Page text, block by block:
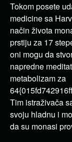
Tokom posete
medicine sa
način života
prstiju za 17
oni mogu da
napredne
metabolizam za
Tim istraživača
svoju hladnu i
da su monasi